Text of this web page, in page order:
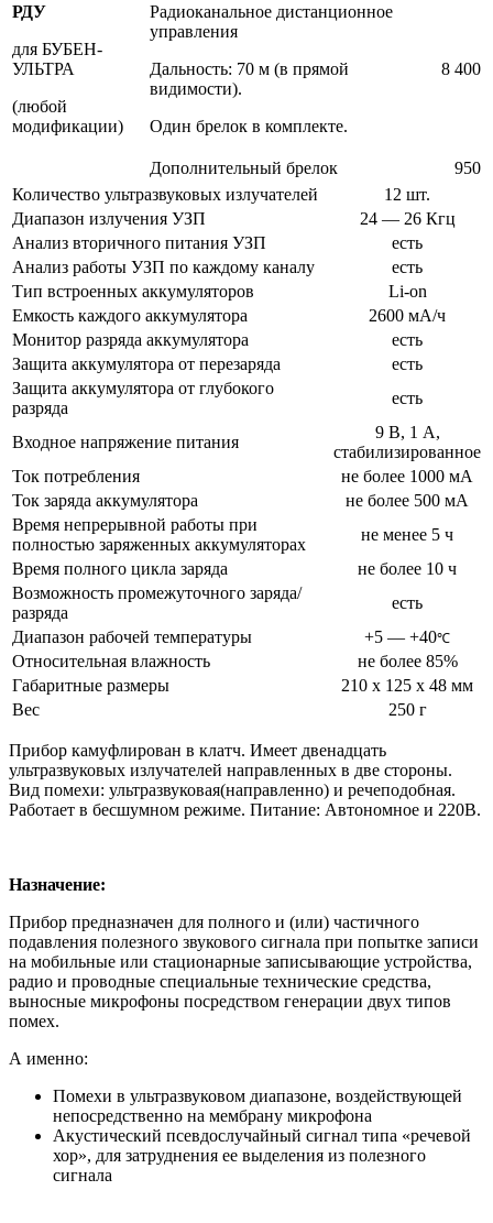
РДУ
для БУБЕН-
УЛЬТРА
(любой
модификации)
Радиоканальное дистанционное
управления
Дальность: 70 м (в прямой
видимости).
Один брелок в комплекте.
8 400
Дополнительный брелок
950
Количество ультразвуковых излучателей
12 шт.
Диапазон излучения УЗП
24 — 26 Кгц
Анализ вторичного питания УЗП
есть
Анализ работы УЗП по каждому каналу
есть
Тип встроенных аккумуляторов
Li-on
Емкость каждого аккумулятора
2600 мА/ч
Монитор разряда аккумулятора
есть
Защита аккумулятора от перезаряда
есть
Защита аккумулятора от глубокого
разряда
есть
Входное напряжение питания
9 В, 1 А,
стабилизированное
Ток потребления
не более 1000 мА
Ток заряда аккумулятора
не более 500 мА
Время непрерывной работы при
полностью заряженных аккумуляторах
не менее 5 ч
Время полного цикла заряда
не более 10 ч
Возможность промежуточного заряда/
разряда
есть
Диапазон рабочей температуры
+5 — +40℃
Относительная влажность
не более 85%
Габаритные размеры
210 х 125 х 48 мм
Вес
250 г
Прибор камуфлирован в клатч. Имеет двенадцать
ультразвуковых излучателей направленных в две стороны.
Вид помехи: ультразвуковая(направленно) и речеподобная.
Работает в бесшумном режиме. Питание: Автономное и 220В.
Назначение:
Прибор предназначен для полного и (или) частичного
подавления полезного звукового сигнала при попытке записи
на мобильные или стационарные записывающие устройства,
радио и проводные специальные технические средства,
выносные микрофоны посредством генерации двух типов
помех.
А именно:
Помехи в ультразвуковом диапазоне, воздействующей
непосредственно на мембрану микрофона
Акустический псевдослучайный сигнал типа «речевой
хор», для затруднения ее выделения из полезного
сигнала